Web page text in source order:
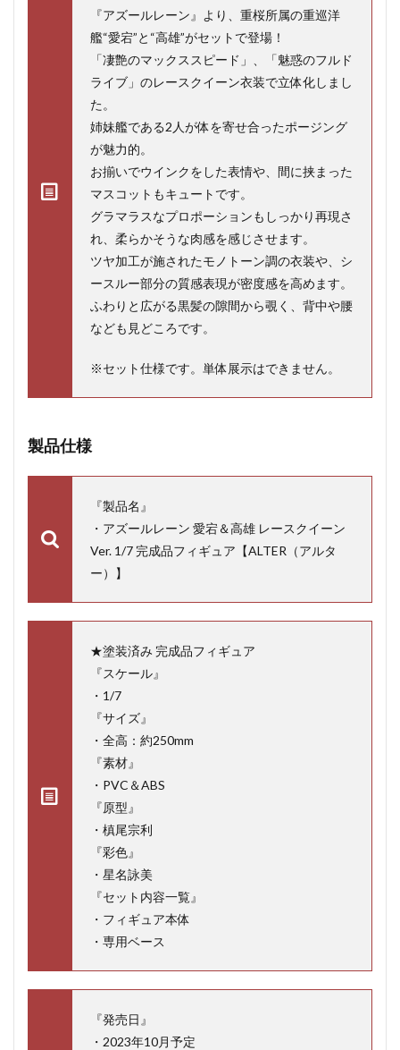
『アズールレーン』より、重桜所属の重巡洋
艦“愛宕”と“高雄”がセットで登場！
「凄艶のマックススピード」、「魅惑のフルド
ライブ」のレースクイーン衣装で立体化しまし
た。
姉妹艦である2人が体を寄せ合ったポージング
が魅力的。
お揃いでウインクをした表情や、間に挟まった
マスコットもキュートです。
グラマラスなプロポーションもしっかり再現さ
れ、柔らかそうな肉感を感じさせます。
ツヤ加工が施されたモノトーン調の衣装や、シ
ースルー部分の質感表現が密度感を高めます。
ふわりと広がる黒髪の隙間から覗く、背中や腰
なども見どころです。
※セット仕様です。単体展示はできません。
製品仕様
『製品名』
・アズールレーン 愛宕＆高雄 レースクイーン
Ver. 1/7 完成品フィギュア【ALTER（アルタ
ー）】
★塗装済み 完成品フィギュア
『スケール』
・1/7
『サイズ』
・全高：約250mm
『素材』
・PVC＆ABS
『原型』
・槙尾宗利
『彩色』
・星名詠美
『セット内容一覧』
・フィギュア本体
・専用ベース
『発売日』
・2023年10月予定